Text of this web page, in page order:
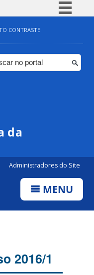
Simplifique!
Comunica BR
Participe
CONTRASTE
da
Administradores do Site
MENU
2016/1